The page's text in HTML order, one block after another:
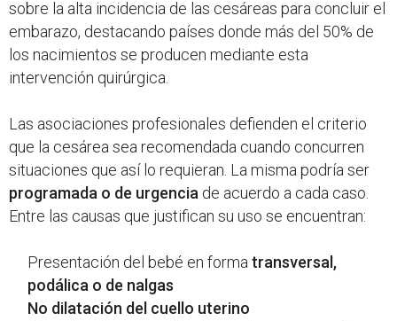
sobre la alta incidencia de las cesáreas para concluir el
embarazo, destacando países donde más del 50% de
los nacimientos se producen mediante esta
intervención quirúrgica.
Las asociaciones profesionales defienden el criterio
que la cesárea sea recomendada cuando concurren
situaciones que así lo requieran. La misma podría ser
programada o de urgencia de acuerdo a cada caso.
Entre las causas que justifican su uso se encuentran:
Presentación del bebé en forma transversal,
podálica o de nalgas
No dilatación del cuello uterino